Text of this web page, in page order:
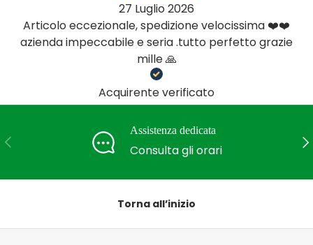
27 Luglio 2026
Articolo eccezionale, spedizione velocissima ❤️❤️
azienda impeccabile e seria .tutto perfetto grazie
mille 🙏
Acquirente verificato
Indietro
Assistenza dedicata
Consulta gli orari
Torna all’inizio